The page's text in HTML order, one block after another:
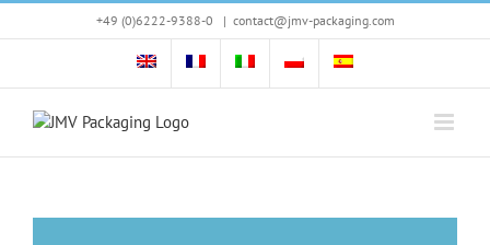
Skip
to
+49 (0)6222-9388-0 | contact@jmv-packaging.com